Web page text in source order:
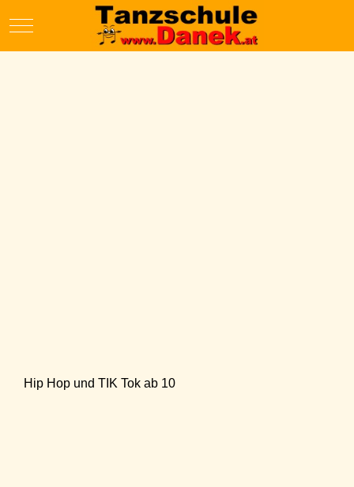
Mobile Menu Toggle
Hip Hop und TIK Tok ab 10